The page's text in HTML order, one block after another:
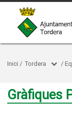
Inici / Tordera /
Gràfiques